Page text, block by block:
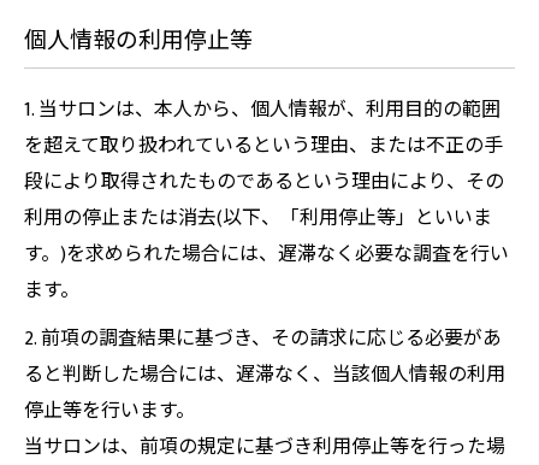
個人情報の利用停止等
1. 当サロンは、本人から、個人情報が、利用目的の範囲
を超えて取り扱われているという理由、または不正の手
段により取得されたものであるという理由により、その
利用の停止または消去(以下、「利用停止等」といいま
す。)を求められた場合には、遅滞なく必要な調査を行い
ます。
2. 前項の調査結果に基づき、その請求に応じる必要があ
ると判断した場合には、遅滞なく、当該個人情報の利用
停止等を行います。
当サロンは、前項の規定に基づき利用停止等を行った場